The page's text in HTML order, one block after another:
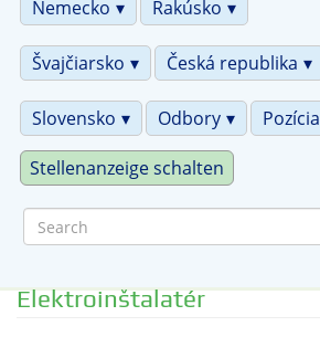
Nemecko Rakúsko
Švajčiarsko Česká republika
Slovensko Odbory Pozícia
Stellenanzeige schalten
Elektroinštalatér